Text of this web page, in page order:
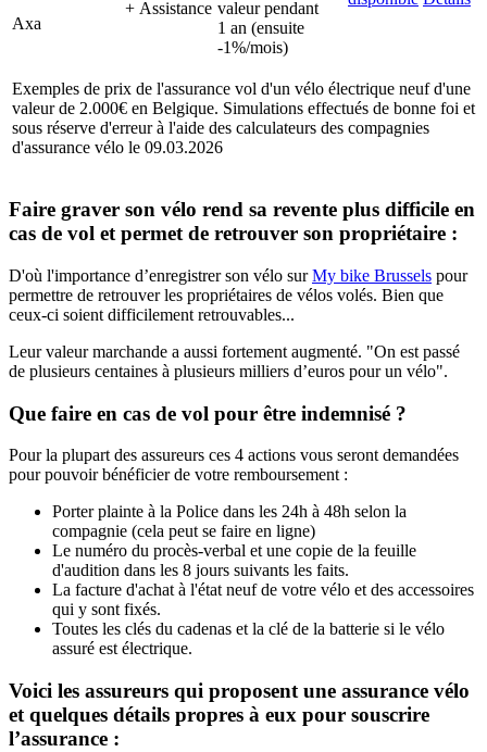
Axa
+ Assistance valeur pendant
1 an (ensuite
-1%/mois)
Exemples de prix de l'assurance vol d'un vélo électrique neuf d'une
valeur de 2.000€ en Belgique. Simulations effectués de bonne foi et
sous réserve d'erreur à l'aide des calculateurs des compagnies
d'assurance vélo le 09.03.2026
Faire graver son vélo rend sa revente plus difficile en
cas de vol et permet de retrouver son propriétaire :
D'où l'importance d’enregistrer son vélo surMy bike Brussels pour
permettre de retrouver les propriétaires de vélos volés. Bien que
ceux-ci soient difficilement retrouvables...
Leur valeur marchande a aussi fortement augmenté. "On est passé
de plusieurs centaines à plusieurs milliers d’euros pour un vélo".
Que faire en cas de vol pour être indemnisé ?
Pour la plupart des assureurs ces 4 actions vous seront demandées
pour pouvoir bénéficier de votre remboursement :
Porter plainte à la Police dans les 24h à 48h selon la
compagnie (cela peut se faire en ligne)
Le numéro du procès-verbal et une copie de la feuille
d'audition dans les 8 jours suivants les faits.
La facture d'achat à l'état neuf de votre vélo et des accessoires
qui y sont fixés.
Toutes les clés du cadenas et la clé de la batterie si le vélo
assuré est électrique.
Voici les assureurs qui proposent une assurance vélo
et quelques détails propres à eux pour souscrire
l’assurance :